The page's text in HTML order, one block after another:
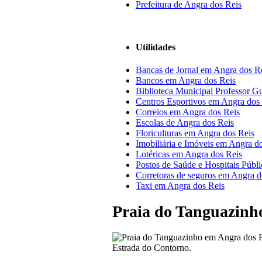
Prefeitura de Angra dos Reis
Utilidades
Bancas de Jornal em Angra dos
Bancos em Angra dos Reis
Biblioteca Municipal Professor
Centros Esportivos em Angra dos
Correios em Angra dos Reis
Escolas de Angra dos Reis
Floriculturas em Angra dos Reis
Imobiliária e Imóveis em Angra
Lotéricas em Angra dos Reis
Postos de Saúde e Hospitais
Corretoras de seguros em Angra
Taxi em Angra dos Reis
Praia do
Estrada do Contorno.